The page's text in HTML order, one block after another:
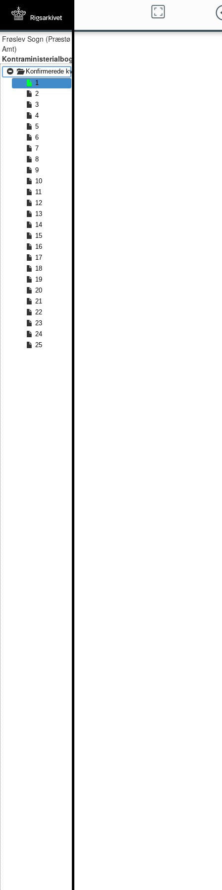
Frøslev Sogn (Præstø
Amt)
Kontraministerialbog
Konfirmerede kvinder 1847 - Konfirmerede kvinder 1889
1
2
3
4
5
6
7
8
9
10
11
12
13
14
15
16
17
18
19
20
21
22
23
24
25